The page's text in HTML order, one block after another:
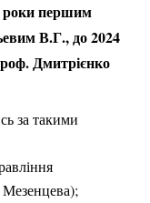
роки першим
В.Г., до 2024
Дмитрієнко
за такими